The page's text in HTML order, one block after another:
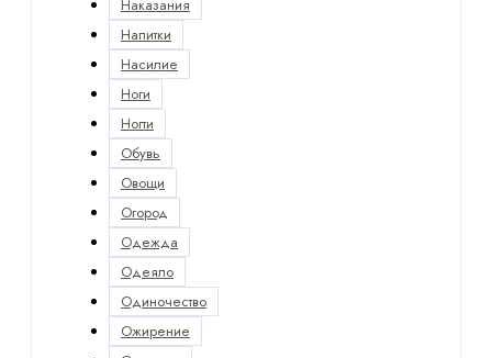
Наказания
Напитки
Насилие
Ноги
Ногти
Обувь
Овощи
Огород
Одежда
Одеяло
Одиночество
Ожирение